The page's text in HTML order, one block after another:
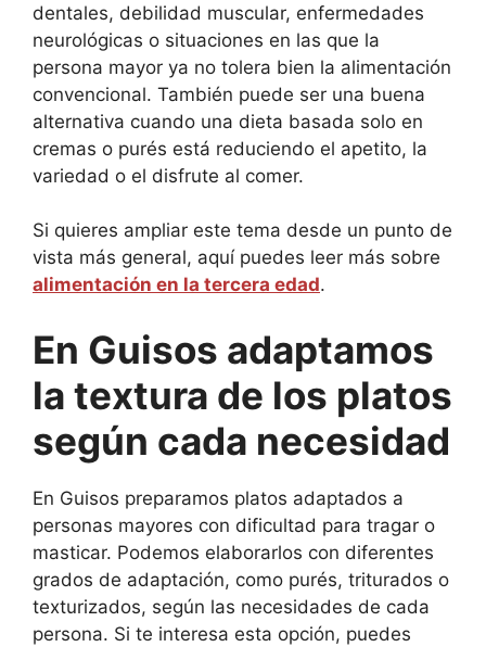
dentales, debilidad muscular, enfermedades
neurológicas o situaciones en las que la
persona mayor ya no tolera bien la alimentación
convencional. También puede ser una buena
alternativa cuando una dieta basada solo en
cremas o purés está reduciendo el apetito, la
variedad o el disfrute al comer.
Si quieres ampliar este tema desde un punto de
vista más general, aquí puedes leer más sobre
alimentación en la tercera edad.
En Guisos adaptamos
la textura de los platos
según cada necesidad
En Guisos preparamos platos adaptados a
personas mayores con dificultad para tragar o
masticar. Podemos elaborarlos con diferentes
grados de adaptación, como purés, triturados o
texturizados, según las necesidades de cada
persona. Si te interesa esta opción, puedes